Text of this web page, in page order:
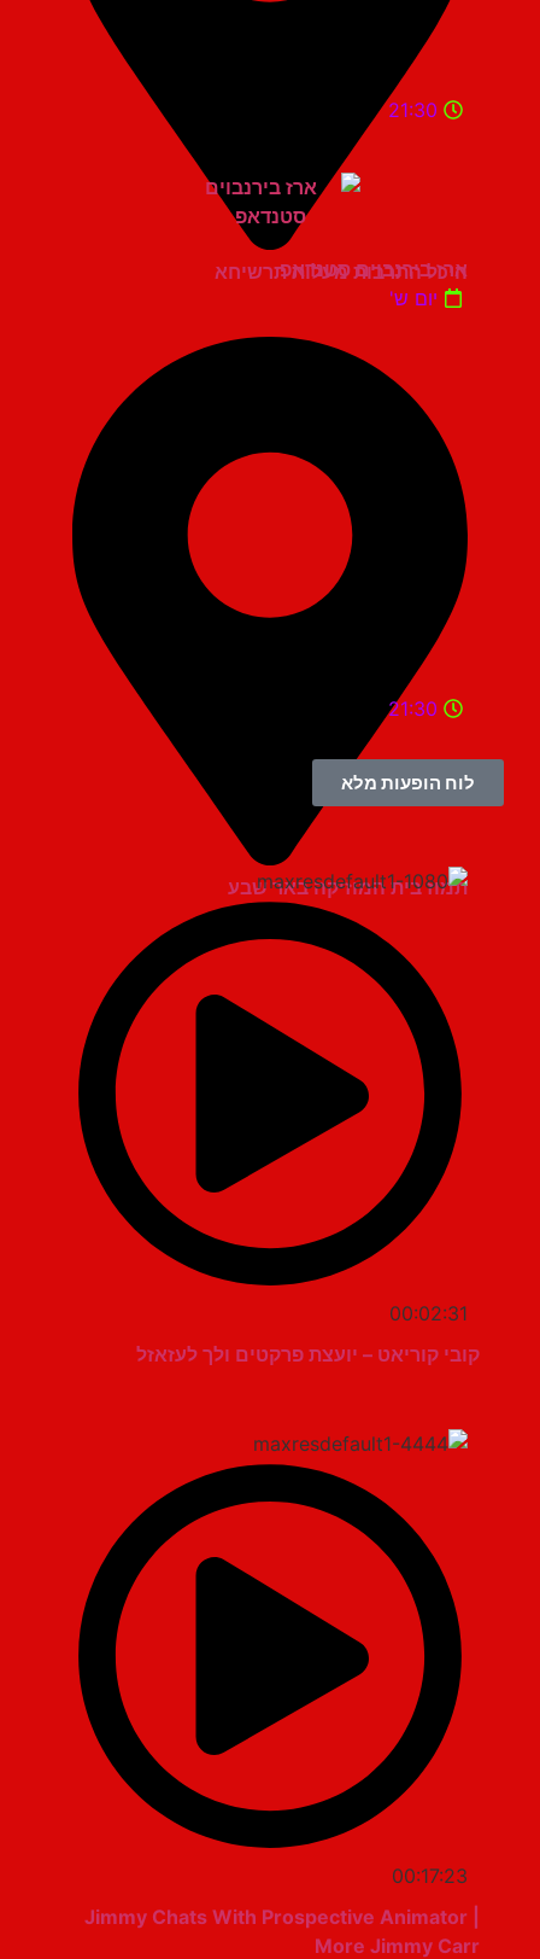
היכל התרבות מעלות תרשיחא
21:30
ארז בירנבוים סטנדאפ
יום ש'
תמוז בית המוזיקה באר שבע
21:30
לוח הופעות מלא
00:02:31
קובי קוריאט – יועצת פרקטים ולך לעזאזל
00:17:23
Jimmy Chats With Prospective Animator |
More Jimmy Carr